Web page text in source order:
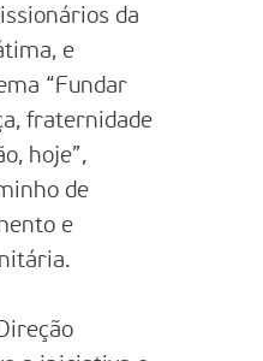
da
e
“Fundar
fraternidade
hoje”,
de
e